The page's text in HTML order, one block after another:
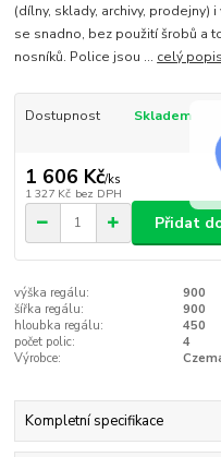
(dílny, sklady, archivy, prodejny)
se snadno, bez použití šrobů a
nosníků. Police jsou ... celý popis
Dostupnost Skladem
1 606 Kč/ks
1 327 Kč bez DPH
Přidat
výška regálu:
900
šířka regálu:
900
hloubka regálu:
450
počet polic:
4
Výrobce:
Kompletní specifikace